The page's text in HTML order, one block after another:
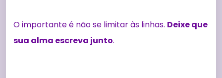
O importante é não se limitar às linhas. Deixe que
sua alma escreva junto.